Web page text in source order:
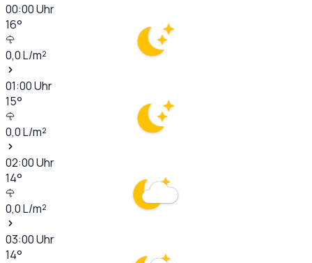
00:00Uhr
16°
0,0L/m²
01:00Uhr
15°
0,0L/m²
02:00Uhr
14°
0,0L/m²
03:00Uhr
14°